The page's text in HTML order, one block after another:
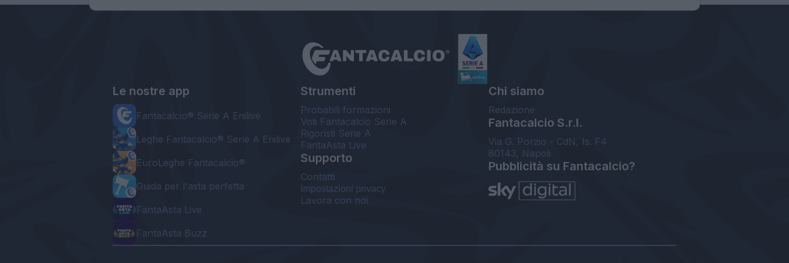
Le nostre app
Fantacalcio® Serie A Enilive
Leghe Fantacalcio® Serie A Enilive
EuroLeghe Fantacalcio®
Guida per l'asta perfetta
FantaAsta Live
FantaAsta Buzz
Strumenti
Probabili formazioni
Voti Fantacalcio Serie A
Rigoristi Serie A
FantaAsta Live
Supporto
Contatti
Impostazioni privacy
Lavora con noi
Chi siamo
Redazione
Fantacalcio S.r.l.
Via G. Porzio - CdN, Is. F4
80143, Napoli
Pubblicità su Fantacalcio?